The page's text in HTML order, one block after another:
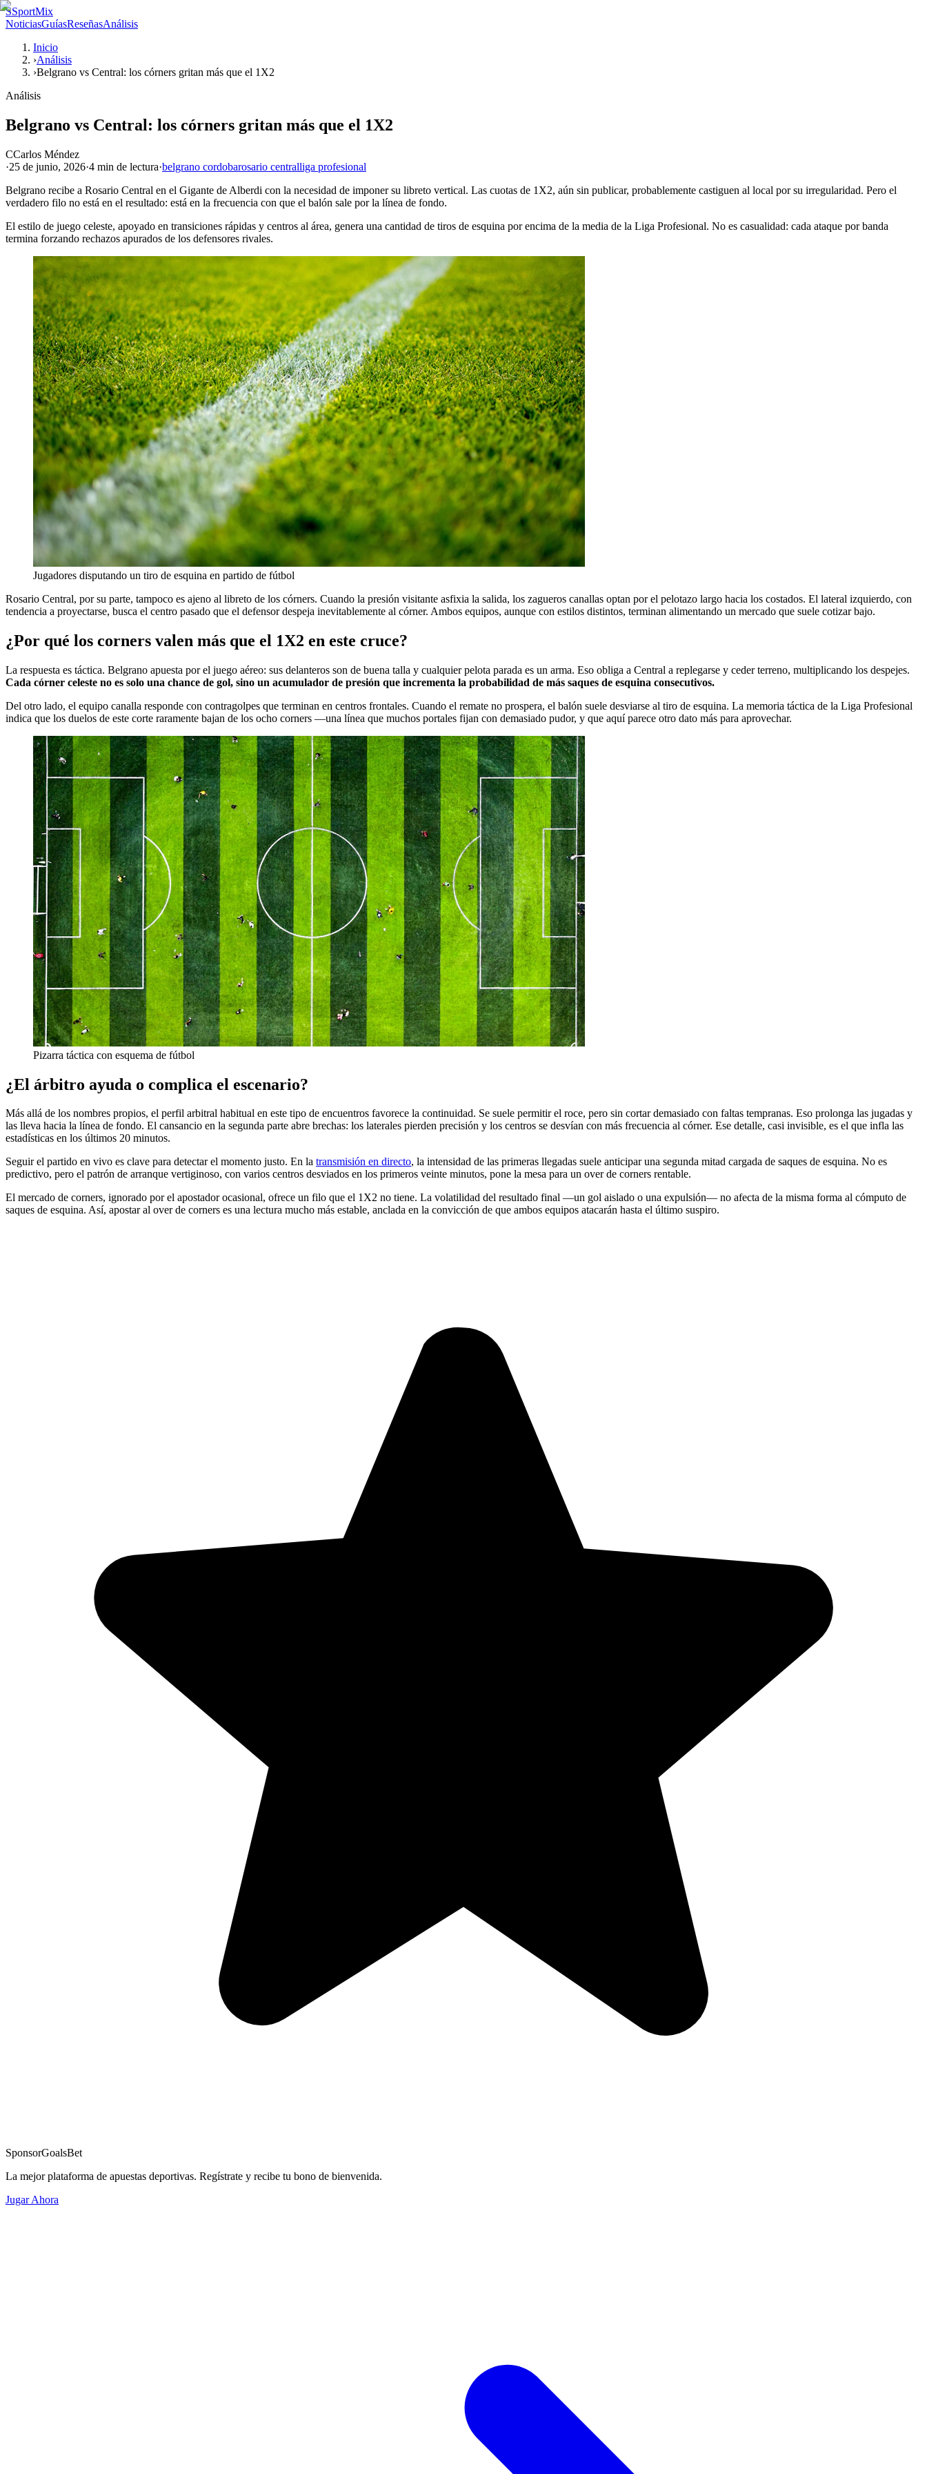
SSportMix
NoticiasGuíasReseñasAnálisis
Inicio
›Análisis
›Belgrano vs Central: los córners gritan más que el 1X2
Análisis
Belgrano vs Central: los córners gritan más que el 1X2
CCarlos Méndez
·25 de junio, 2026·4 min de lectura·belgrano cordobarosario centralliga profesional
Belgrano recibe a Rosario Central en el Gigante de Alberdi con la necesidad de imponer su libreto vertical. Las cuotas de 1X2, aún sin publicar, probablemente castiguen al local por su irregularidad. Pero el
verdadero filo no está en el resultado: está en la frecuencia con que el balón sale por la línea de fondo.
El estilo de juego celeste, apoyado en transiciones rápidas y centros al área, genera una cantidad de tiros de esquina por encima de la media de la Liga Profesional. No es casualidad: cada ataque por banda
termina forzando rechazos apurados de los defensores rivales.
Jugadores disputando un tiro de esquina en partido de fútbol
Rosario Central, por su parte, tampoco es ajeno al libreto de los córners. Cuando la presión visitante asfixia la salida, los zagueros canallas optan por el pelotazo largo hacia los costados. El lateral izquierdo, con
tendencia a proyectarse, busca el centro pasado que el defensor despeja inevitablemente al córner. Ambos equipos, aunque con estilos distintos, terminan alimentando un mercado que suele cotizar bajo.
¿Por qué los corners valen más que el 1X2 en este cruce?
La respuesta es táctica. Belgrano apuesta por el juego aéreo: sus delanteros son de buena talla y cualquier pelota parada es un arma. Eso obliga a Central a replegarse y ceder terreno, multiplicando los despejes.
Cada córner celeste no es solo una chance de gol, sino un acumulador de presión que incrementa la probabilidad de más saques de esquina consecutivos.
Del otro lado, el equipo canalla responde con contragolpes que terminan en centros frontales. Cuando el remate no prospera, el balón suele desviarse al tiro de esquina. La memoria táctica de la Liga Profesional
indica que los duelos de este corte raramente bajan de los ocho corners —una línea que muchos portales fijan con demasiado pudor, y que aquí parece otro dato más para aprovechar.
Pizarra táctica con esquema de fútbol
¿El árbitro ayuda o complica el escenario?
Más allá de los nombres propios, el perfil arbitral habitual en este tipo de encuentros favorece la continuidad. Se suele permitir el roce, pero sin cortar demasiado con faltas tempranas. Eso prolonga las jugadas y
las lleva hacia la línea de fondo. El cansancio en la segunda parte abre brechas: los laterales pierden precisión y los centros se desvían con más frecuencia al córner. Ese detalle, casi invisible, es el que infla las
estadísticas en los últimos 20 minutos.
Seguir el partido en vivo es clave para detectar el momento justo. En la transmisión en directo, la intensidad de las primeras llegadas suele anticipar una segunda mitad cargada de saques de esquina. No es
predictivo, pero el patrón de arranque vertiginoso, con varios centros desviados en los primeros veinte minutos, pone la mesa para un over de corners rentable.
El mercado de corners, ignorado por el apostador ocasional, ofrece un filo que el 1X2 no tiene. La volatilidad del resultado final —un gol aislado o una expulsión— no afecta de la misma forma al cómputo de
saques de esquina. Así, apostar al over de corners es una lectura mucho más estable, anclada en la convicción de que ambos equipos atacarán hasta el último suspiro.
SponsorGoalsBet
La mejor plataforma de apuestas deportivas. Regístrate y recibe tu bono de bienvenida.
Jugar Ahora